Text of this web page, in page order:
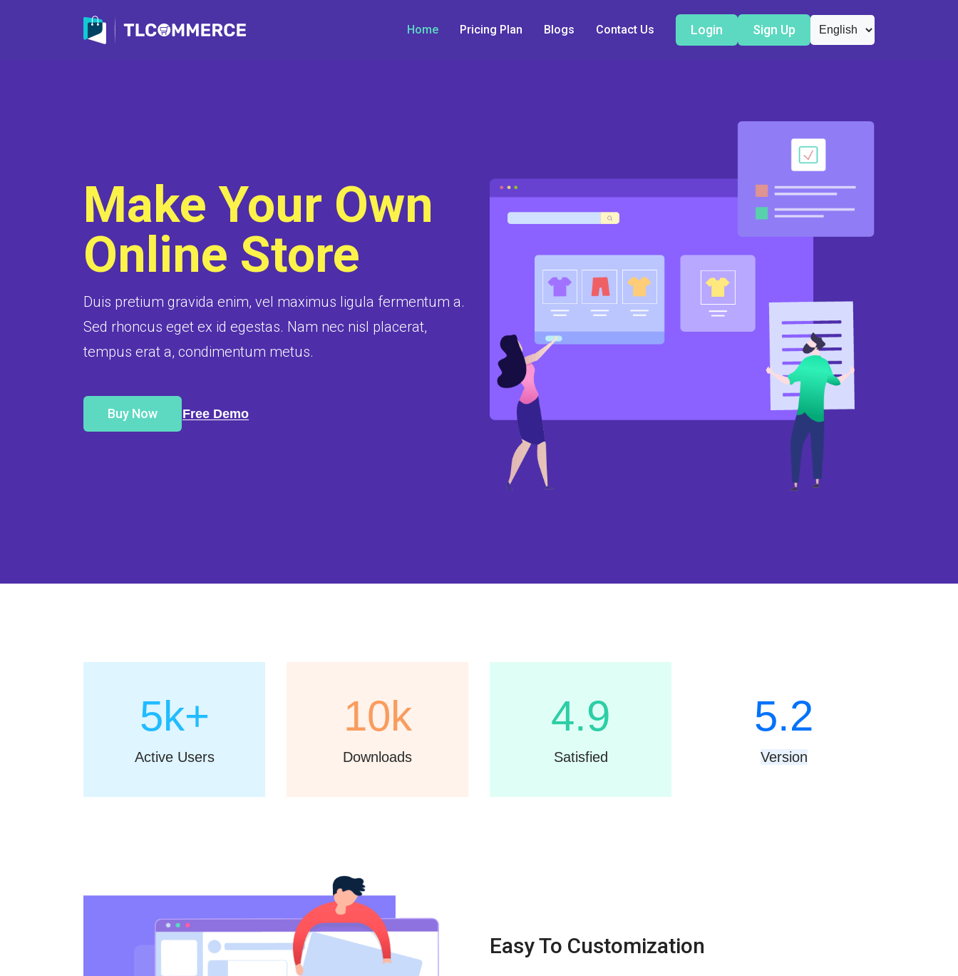
Home Pricing Plan Blogs Contact Us Login Sign Up
Make Your Own
Online Store
Duis pretium gravida enim, vel maximus ligula fermentum a.
Sed rhoncus eget ex id egestas. Nam nec nisl placerat,
tempus erat a, condimentum metus.
Buy Now Free Demo
5k+
Active Users
10k
Downloads
4.9
Satisfied
5.2
Version
Easy To Customization